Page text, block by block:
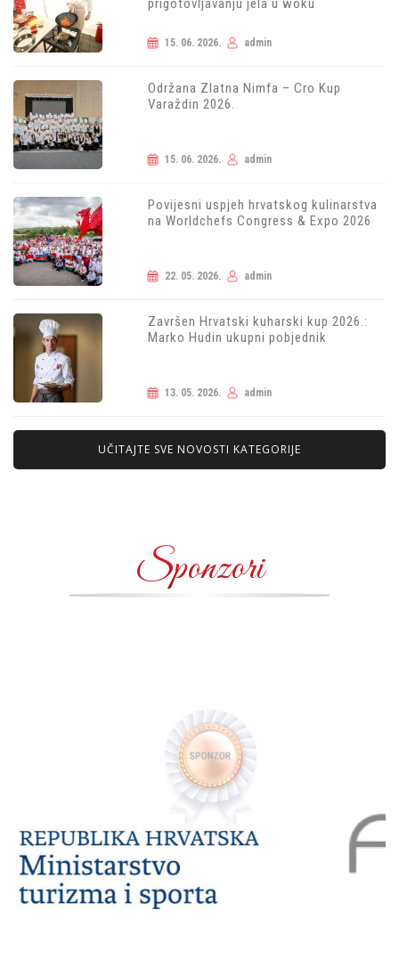
prigotovljavanju jela u woku
15. 06. 2026. admin
Održana Zlatna Nimfa – Cro Kup
Varaždin 2026.
15. 06. 2026. admin
Povijesni uspjeh hrvatskog kulinarstva
na Worldchefs Congress & Expo 2026
22. 05. 2026. admin
Završen Hrvatski kuharski kup 2026.:
Marko Hudin ukupni pobjednik
13. 05. 2026. admin
UČITAJTE SVE NOVOSTI KATEGORIJE
Sponzori